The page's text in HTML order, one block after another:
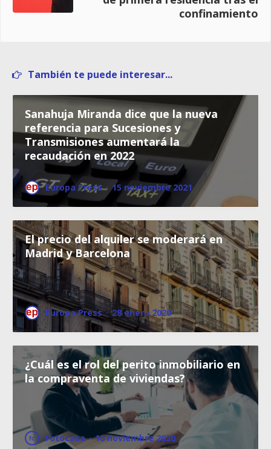
confinamiento
También te puede interesar...
Sanahuja Miranda dice que la nueva
referencia para Sucesiones y
Transmisiones aumentará la
recaudación en 2022
Europa Press · 15 noviembre 2021
El precio del alquiler se moderará en
Madrid y Barcelona
Europa Press · 28 enero 2020
¿Cuál es el rol del perito inmobiliario en
la compraventa de viviendas?
Fotocasa · 10 noviembre 2020